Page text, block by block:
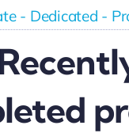
- Dedicated -